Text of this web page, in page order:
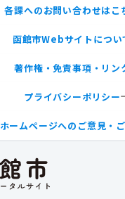
各課へのお問い合わせはこ
函館市Webサイトについ
著作権・免責事項・リン
プライバシーポリシー
ホームページへのご意見・